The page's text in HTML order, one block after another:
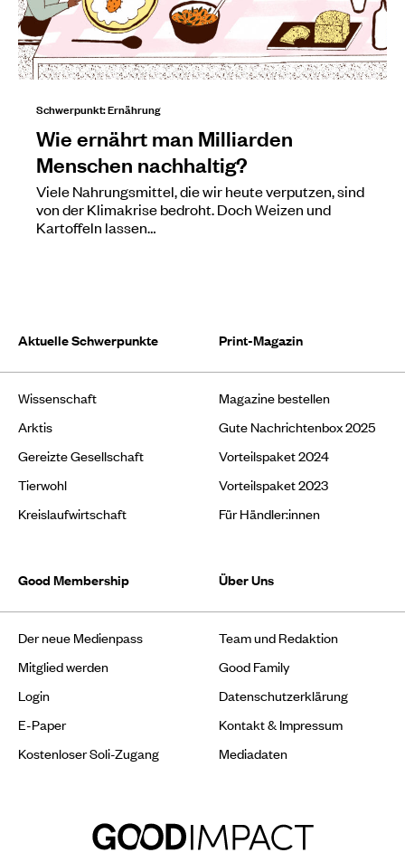
Schwerpunkt: Ernährung
Wie ernährt man Milliarden
Menschen nachhaltig?
Viele Nahrungsmittel, die wir heute verputzen, sind
von der Klimakrise bedroht. Doch Weizen und
Kartoffeln lassen…
Aktuelle Schwerpunkte
Wissenschaft
Arktis
Gereizte Gesellschaft
Tierwohl
Kreislaufwirtschaft
Print-Magazin
Magazine bestellen
Gute Nachrichtenbox 2025
Vorteilspaket 2024
Vorteilspaket 2023
Für Händler:innen
Good Membership
Der neue Medienpass
Mitglied werden
Login
E-Paper
Kostenloser Soli-Zugang
Über Uns
Team und Redaktion
Good Family
Datenschutzerklärung
Kontakt & Impressum
Mediadaten